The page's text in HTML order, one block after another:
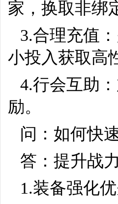
家，换取非绑
3.合理充值
小投入获取高
4.行会互助
励。
问：如何快
答：提升战
1.装备强化优